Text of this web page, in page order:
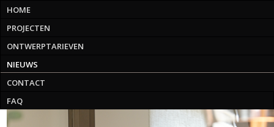
HOME
PROJECTEN
ONTWERPTARIEVEN
NIEUWS
CONTACT
FAQ